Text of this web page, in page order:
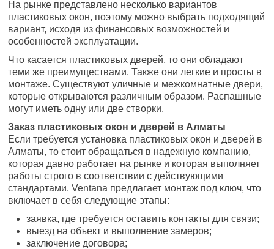
На рынке представлено несколько вариантов
пластиковых окон, поэтому можно выбрать подходящий
вариант, исходя из финансовых возможностей и
особенностей эксплуатации.
Что касается пластиковых дверей, то они обладают
теми же преимуществами. Также они легкие и просты в
монтаже. Существуют уличные и межкомнатные двери,
которые открываются различным образом. Распашные
могут иметь одну или две створки.
Заказ пластиковых окон и дверей в Алматы
Если требуется установка пластиковых окон и дверей в
Алматы, то стоит обращаться в надежную компанию,
которая давно работает на рынке и которая выполняет
работы строго в соответствии с действующими
стандартами. Ventana предлагает монтаж под ключ, что
включает в себя следующие этапы:
заявка, где требуется оставить контакты для связи;
выезд на объект и выполнение замеров;
заключение договора;